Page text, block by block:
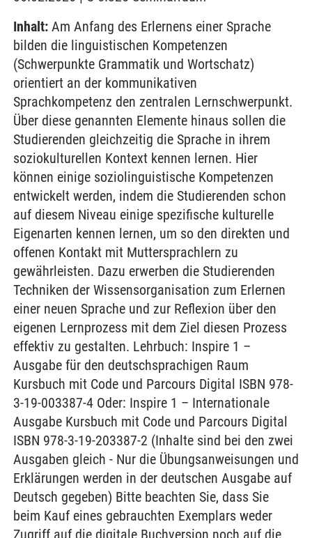
Inhalt: Am Anfang des Erlernens einer Sprache
bilden die linguistischen Kompetenzen
(Schwerpunkte Grammatik und Wortschatz)
orientiert an der kommunikativen
Sprachkompetenz den zentralen Lernschwerpunkt.
Über diese genannten Elemente hinaus sollen die
Studierenden gleichzeitig die Sprache in ihrem
soziokulturellen Kontext kennen lernen. Hier
können einige soziolinguistische Kompetenzen
entwickelt werden, indem die Studierenden schon
auf diesem Niveau einige spezifische kulturelle
Eigenarten kennen lernen, um so den direkten und
offenen Kontakt mit Muttersprachlern zu
gewährleisten. Dazu erwerben die Studierenden
Techniken der Wissensorganisation zum Erlernen
einer neuen Sprache und zur Reflexion über den
eigenen Lernprozess mit dem Ziel diesen Prozess
effektiv zu gestalten. Lehrbuch: Inspire 1 –
Ausgabe für den deutschsprachigen Raum
Kursbuch mit Code und Parcours Digital ISBN 978-
3-19-003387-4 Oder: Inspire 1 – Internationale
Ausgabe Kursbuch mit Code und Parcours Digital
ISBN 978-3-19-203387-2 (Inhalte sind bei den zwei
Ausgaben gleich - Nur die Übungsanweisungen und
Erklärungen werden in der deutschen Ausgabe auf
Deutsch gegeben) Bitte beachten Sie, dass Sie
beim Kauf eines gebrauchten Exemplars weder
Zugriff auf die digitale Buchversion noch auf die